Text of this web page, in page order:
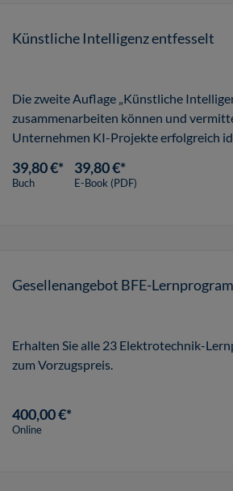
Künstliche Intelligenz entfesselt
Die zweite Auflage „Künstliche
zusammenarbeiten können und
Unternehmen KI-Projekte erfolgreich
39,80 €*
Buch
39,80 €*
E-Book (PDF)
Gesellenangebot BFE-
Erhalten Sie alle 23 Elektrotechnik-
zum Vorzugspreis.
400,00 €*
Online